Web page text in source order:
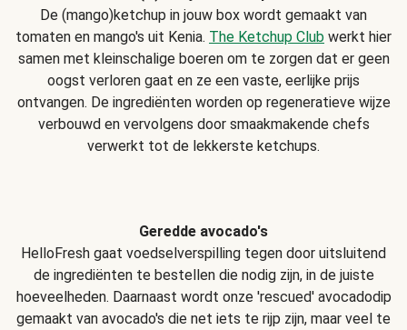
De (mango)ketchup in jouw box wordt gemaakt van
tomaten en mango's uit Kenia. The Ketchup Club werkt hier
samen met kleinschalige boeren om te zorgen dat er geen
oogst verloren gaat en ze een vaste, eerlijke prijs
ontvangen. De ingrediënten worden op regeneratieve wijze
verbouwd en vervolgens door smaakmakende chefs
verwerkt tot de lekkerste ketchups.
Geredde avocado's
HelloFresh gaat voedselverspilling tegen door uitsluitend
de ingrediënten te bestellen die nodig zijn, in de juiste
hoeveelheden. Daarnaast wordt onze 'rescued' avocadodip
gemaakt van avocado's die net iets te rijp zijn, maar veel te